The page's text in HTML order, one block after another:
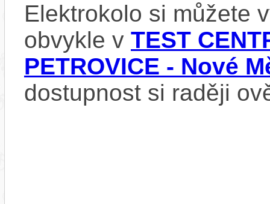
Elektrokolo si můžete
obvykle v TEST
PETROVICE - Nové
dostupnost si raději